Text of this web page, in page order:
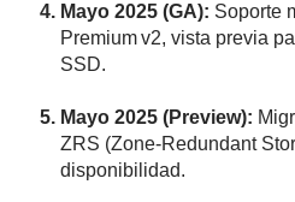
Mayo 2025 (GA): Soporte
Premium v2, vista previa
SSD.
Mayo 2025 (Preview):
ZRS (Zone‑Redundant
disponibilidad.